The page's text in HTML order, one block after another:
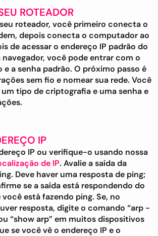
ROTEADOR
roteador, você primeiro conecta o
depois conecta o computador ao
de acessar o endereço IP padrão do
você pode entrar com o
e a senha padrão. O próximo passo é
sem fio e nomear sua rede. Você
tipo de criptografia e uma senha e
IP
IP ou verifique-o usando nossa
de IP. Avalie a saída da
Deve haver uma resposta de ping;
se a saída está respondendo do
está fazendo ping. Se, no
resposta, digite o comando “arp -
“show arp” em muitos dispositivos
se você vê o endereço IP e o